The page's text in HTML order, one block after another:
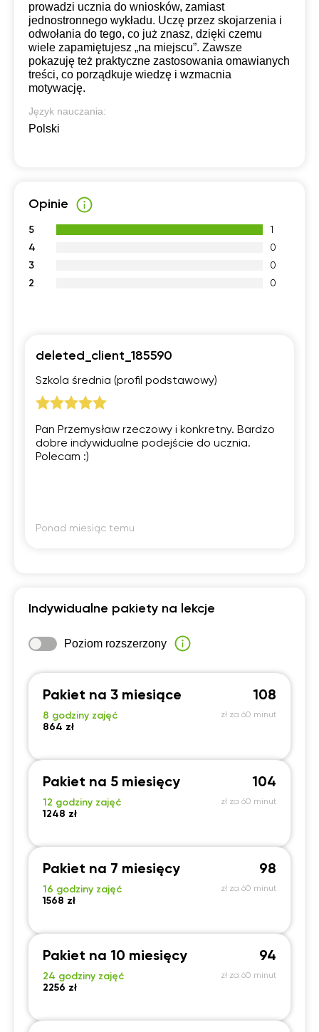
prowadzi ucznia do wniosków, zamiast
jednostronnego wykładu. Uczę przez skojarzenia i
odwołania do tego, co już znasz, dzięki czemu
wiele zapamiętujesz „na miejscu”. Zawsze
pokazuję też praktyczne zastosowania omawianych
treści, co porządkuje wiedzę i wzmacnia
motywację.
Język nauczania:
Polski
Opinie
5
1
4
0
3
0
2
0
deleted_client_185590
Szkola średnia (profil podstawowy)
Pan Przemysław rzeczowy i konkretny. Bardzo
dobre indywidualne podejście do ucznia.
Polecam :)
Ponad miesiąc temu
Indywidualne pakiety na lekcje
Poziom rozszerzony
Pakiet na 3 miesiące
8 godziny zajęć
864 zł
108
zł za 60 minut
Pakiet na 5 miesięcy
12 godziny zajęć
1248 zł
104
zł za 60 minut
Pakiet na 7 miesięcy
16 godziny zajęć
1568 zł
98
zł za 60 minut
Pakiet na 10 miesięcy
24 godziny zajęć
2256 zł
94
zł za 60 minut